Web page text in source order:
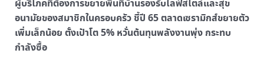
ผู้บริโภคที่ต้องการขยายพื้นที่บ้านรองรับไลฟ์สไตล์และสุข
อนามัยของสมาชิกในครอบครัว ชี้ปี 65 ตลาดเซรามิกส์ขยายตัว
เพิ่มเล็กน้อย ตั้งเป้าโต 5% หวั่นต้นทุนพลังงานพุ่ง กระทบ
กำลังซื้อ